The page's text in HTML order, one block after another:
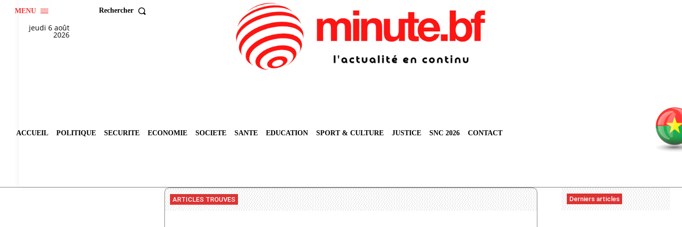
MENU Rechercher
jeudi 6 août
2026
ACCUEIL POLITIQUE SECURITE ECONOMIE SOCIETE SANTE EDUCATION SPORT & CULTURE JUSTICE SNC 2026 CONTACT
ARTICLES TROUVES Derniers articles